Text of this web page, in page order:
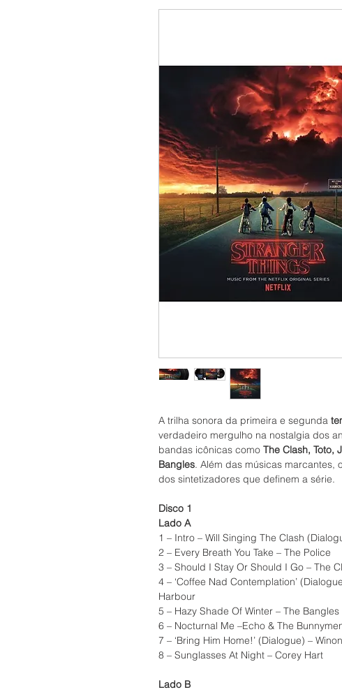
A trilha sonora da primeira e segunda
verdadeiro mergulho na nostalgia dos
bandas icônicas como The Clash, Toto,
Bangles. Além das músicas marcantes,
dos sintetizadores que definem a série.
Disco 1
Lado A
1 – Intro – Will Singing The Clash
2 – Every Breath You Take – The Police
3 – Should I Stay Or Should I Go – The
4 – ‘Coffee Nad Contemplation’
Harbour
5 – Hazy Shade Of Winter – The Bangles
6 – Nocturnal Me –Echo & The
7 – ‘Bring Him Home!’ (Dialogue) –
8 – Sunglasses At Night – Corey Hart
Lado B